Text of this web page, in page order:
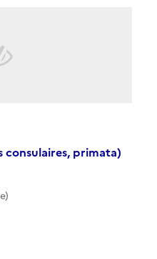
consulaires, primata)